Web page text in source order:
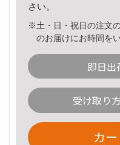
さい。
※土・日・祝日の注文
のお届けにお時間を
即日出
受け取り
カ